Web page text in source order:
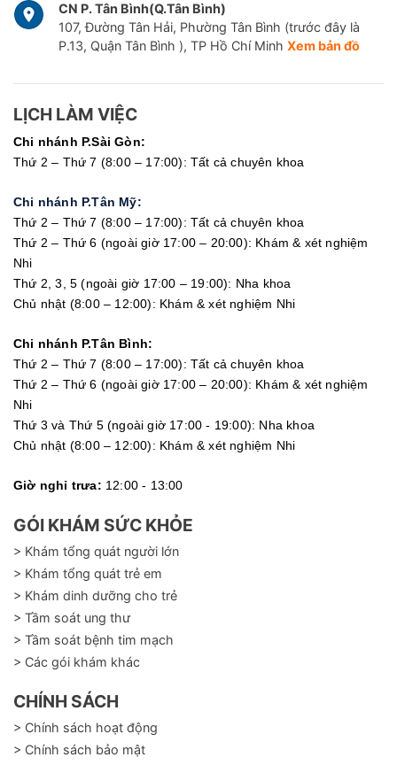
CN P. Tân Bình(Q.Tân Bình)
107, Đường Tân Hải, Phường Tân Bình (trước đây là
P.13, Quận Tân Bình ), TP Hồ Chí Minh Xem bản đồ
LỊCH LÀM VIỆC
Chi nhánh P.Sài Gòn:
Thứ 2 – Thứ 7 (8:00 – 17:00): Tất cả chuyên khoa
Chi nhánh P.Tân Mỹ:
Thứ 2 – Thứ 7 (8:00 – 17:00): Tất cả chuyên khoa
Thứ 2 – Thứ 6 (ngoài giờ 17:00 – 20:00): Khám & xét nghiệm
Nhi
Thứ 2, 3, 5 (ngoài giờ 17:00 – 19:00): Nha khoa
Chủ nhật (8:00 – 12:00): Khám & xét nghiệm Nhi
Chi nhánh P.Tân Bình:
Thứ 2 – Thứ 7 (8:00 – 17:00): Tất cả chuyên khoa
Thứ 2 – Thứ 6 (ngoài giờ 17:00 – 20:00): Khám & xét nghiệm
Nhi
Thứ 3 và Thứ 5 (ngoài giờ 17:00 - 19:00): Nha khoa
Chủ nhật (8:00 – 12:00): Khám & xét nghiệm Nhi
Giờ nghỉ trưa: 12:00 - 13:00
GÓI KHÁM SỨC KHỎE
> Khám tổng quát người lớn
> Khám tổng quát trẻ em
> Khám dinh dưỡng cho trẻ
> Tầm soát ung thư
> Tầm soát bệnh tim mạch
> Các gói khám khác
CHÍNH SÁCH
> Chính sách hoạt động
> Chính sách bảo mật